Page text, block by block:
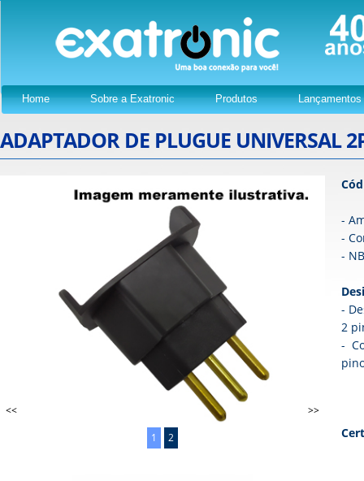
Home Sobre a Exatronic Produtos Lançamentos
ADAPTADOR DE PLUGUE UNIVERSAL
<<
>>
1
2
-
-
-
-
2
-